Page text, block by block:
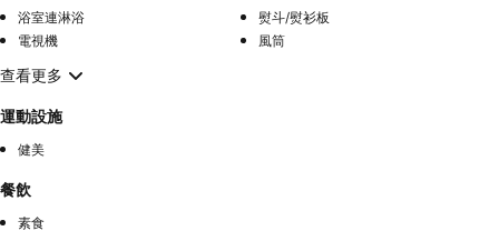
浴室連淋浴
熨斗/熨衫板
電視機
風筒
查看更多
運動設施
健美
餐飲
素食